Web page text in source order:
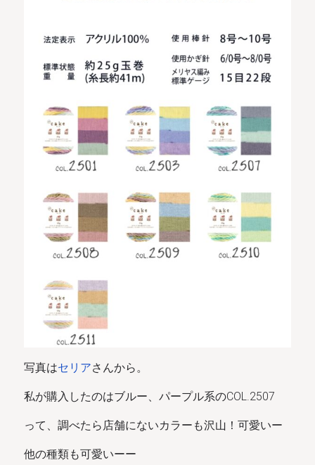
写真はセリアさんから。
私が購入したのはブルー、パープル系のCOL.2507
って、調べたら店舗にないカラーも沢山！可愛いー
他の種類も可愛いーー